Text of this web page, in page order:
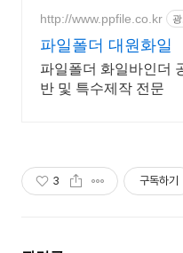
http://www.ppfile.co.kr
파일폴더 대원화일
파일폴더 화일바인더
반 및 특수제작 전문
3 구독하기